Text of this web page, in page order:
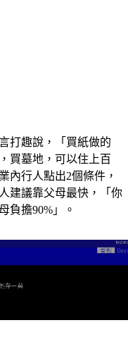
打趣說，「買紙做的
買墓地，可以住上百
內行人點出2個條件，
建議靠父母最快，「你
負擔90%」。